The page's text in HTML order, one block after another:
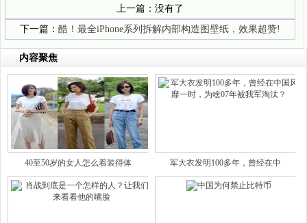
上一篇：没有了
下一篇： 酷！最全iPhone系列拆解内部构造图壁纸，效果超赞!
内容聚焦
40至50岁的女人怎么着装得体 军大衣发明100多年，曾经在中